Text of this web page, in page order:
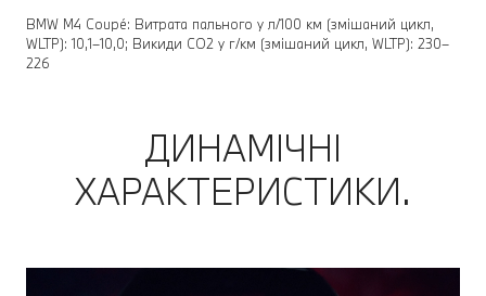
BMW M4 Coupé: Витрата пального у л/100 км (змішаний цикл,
WLTP): 10,1–10,0; Викиди CO2 у г/км (змішаний цикл, WLTP): 230–
226
ДИНАМІЧНІ
ХАРАКТЕРИСТИКИ.